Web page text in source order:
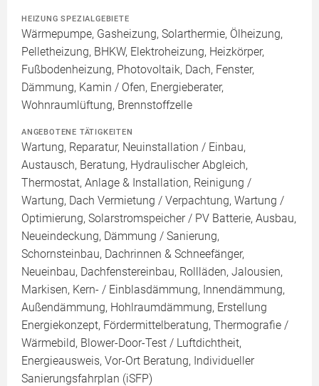
HEIZUNG SPEZIALGEBIETE
Wärmepumpe, Gasheizung, Solarthermie, Ölheizung,
Pelletheizung, BHKW, Elektroheizung, Heizkörper,
Fußbodenheizung, Photovoltaik, Dach, Fenster,
Dämmung, Kamin / Ofen, Energieberater,
Wohnraumlüftung, Brennstoffzelle
ANGEBOTENE TÄTIGKEITEN
Wartung, Reparatur, Neuinstallation / Einbau,
Austausch, Beratung, Hydraulischer Abgleich,
Thermostat, Anlage & Installation, Reinigung /
Wartung, Dach Vermietung / Verpachtung, Wartung /
Optimierung, Solarstromspeicher / PV Batterie, Ausbau,
Neueindeckung, Dämmung / Sanierung,
Schornsteinbau, Dachrinnen & Schneefänger,
Neueinbau, Dachfenstereinbau, Rollläden, Jalousien,
Markisen, Kern- / Einblasdämmung, Innendämmung,
Außendämmung, Hohlraumdämmung, Erstellung
Energiekonzept, Fördermittelberatung, Thermografie /
Wärmebild, Blower-Door-Test / Luftdichtheit,
Energieausweis, Vor-Ort Beratung, Individueller
Sanierungsfahrplan (iSFP)